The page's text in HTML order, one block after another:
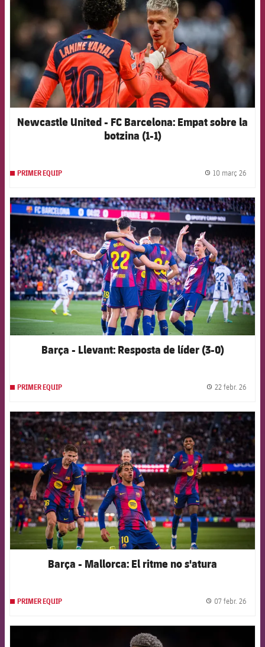
Newcastle United - FC Barcelona: Empat sobre la
botzina (1-1)
PRIMER EQUIP 10 març 26
FCB Barcelona badge
Barça - Llevant: Resposta de líder (3-0)
PRIMER EQUIP 22 febr. 26
FCB Barcelona badge
Barça - Mallorca: El ritme no s'atura
PRIMER EQUIP 07 febr. 26
FCB Barcelona badge